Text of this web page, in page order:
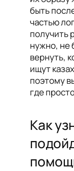
быть
частью
получить
нужно, не
вернуть,
ищут
поэтому
где
Как